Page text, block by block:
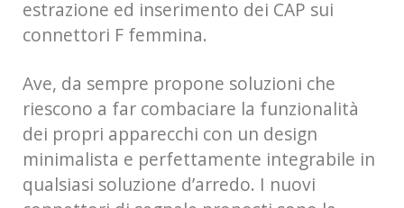
estrazione ed inserimento dei CAP sui
connettori F femmina.
Ave, da sempre propone soluzioni che
riescono a far combaciare la funzionalità
dei propri apparecchi con un design
minimalista e perfettamente integrabile in
qualsiasi soluzione d’arredo. I nuovi